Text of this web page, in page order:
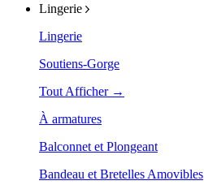
Lingerie
Lingerie
Soutiens-Gorge
Tout Afficher →
À armatures
Balconnet et Plongeant
Bandeau et Bretelles Amovibles